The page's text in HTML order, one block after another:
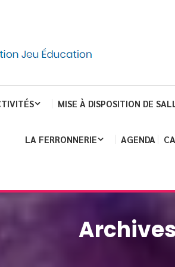
MISE À DISPOSITION DE
LA FERRONNERIE AGENDA